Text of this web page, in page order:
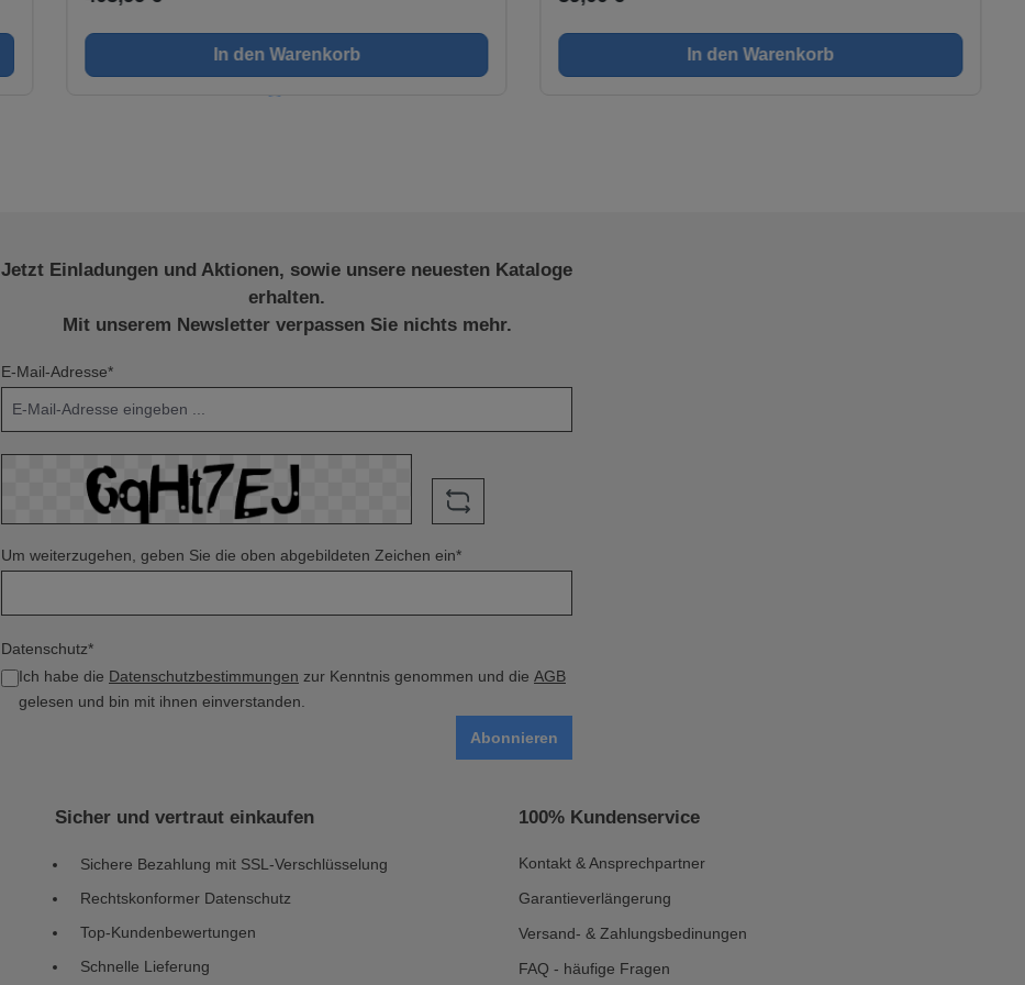
bei Rissen, Kratzern und Astlöchern sowohl auf Geraden
sowie in Ecken sehr gut durchgeführt
werden.Problematische Reparaturen an Ecken und
Kanten lassen sich mit dem Astfüller DCD 540 leicht und
In den Warenkorb In den Warenkorb
Jetzt Einladungen und Aktionen, sowie unsere neuesten Kataloge
erhalten.
Mit unserem Newsletter verpassen Sie nichts mehr.
E-Mail-Adresse*
Um weiterzugehen, geben Sie die oben abgebildeten Zeichen ein*
Datenschutz*
Ich habe die Datenschutzbestimmungen zur Kenntnis genommen und die AGB
gelesen und bin mit ihnen einverstanden.
Abonnieren
Sicher und vertraut einkaufen
Sichere Bezahlung mit SSL-Verschlüsselung
Rechtskonformer Datenschutz
Top-Kundenbewertungen
Schnelle Lieferung
100% Kundenservice
Kontakt & Ansprechpartner
Garantieverlängerung
Versand- & Zahlungsbedinungen
FAQ - häufige Fragen